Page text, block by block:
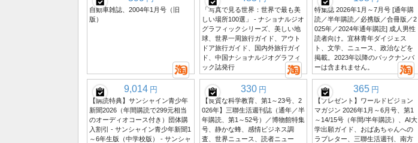
自動車雑誌、2004年1月号（旧
版）
「写真で見る世界：世界で最も美
しい場所100選」 - ナショナルジオ
グラフィックシリーズ、美しい地
球、世界一周旅行ガイド、アウト
ドア旅行ガイド、国内外旅行ガイ
ド、中国ナショナルジオグラフィ
ック誌発行
特集誌 2026年1月～7月号 [通年購
読／半年購読／必携版／合冊版／2
025年／2024年通年購読] 成人男性
読者向け。宜林青年ダイジェス
ト、文学、ニュース、政治などを
掲載。2023年以降のバックナンバ
ーは含まれません。
9,014 円
【購読特典】サンシャイン青少年
新聞2026（年間購読で299元相当
のオーディオコース付き）団体購
入割引 - サンシャイン青少年新聞1
～6年生版（中学校版） - サンシャ
330 円
【良質な科学教育、第1～23号、2
026年】三聯生活週刊誌（通年／半
年購読、第1～52号）／博物館特集
号、静かな蜂、感情ビジネス調
査、世界ニュース、読者ニュー
365 円
【プレゼント】ワールドビジョン
マガジン 2026年1月～6月号、第1
～14/15号（年間/半年購読）、AI大
学出願ガイド、おばあちゃんへの
ラブレター、三聯生活週刊、南方